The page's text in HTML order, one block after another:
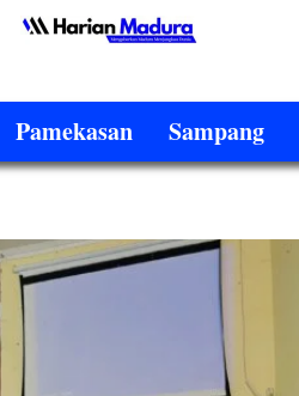
Pamekasan Sampang